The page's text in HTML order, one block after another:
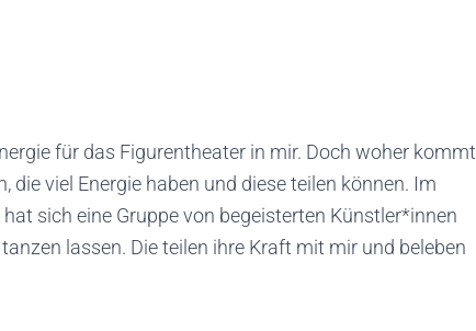
für das Figurentheater in mir. Doch woher kommt
die viel Energie haben und diese teilen können. Im
sich eine Gruppe von begeisterten Künstler*innen
lassen. Die teilen ihre Kraft mit mir und beleben